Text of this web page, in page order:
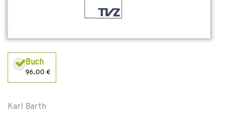
Buch
96,00 €
Karl Barth